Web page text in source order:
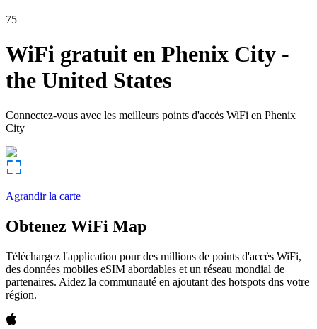
75
WiFi gratuit en Phenix City -
the United States
Connectez-vous avec les meilleurs points d'accès WiFi en Phenix
City
Agrandir la carte
Obtenez WiFi Map
Téléchargez l'application pour des millions de points d'accès WiFi,
des données mobiles eSIM abordables et un réseau mondial de
partenaires. Aidez la communauté en ajoutant des hotspots dns votre
région.